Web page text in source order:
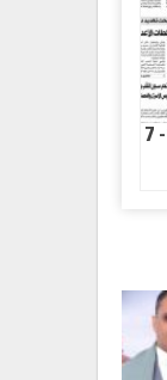
صحيفة الثورة الجمعه 24 صفر 1448- 7